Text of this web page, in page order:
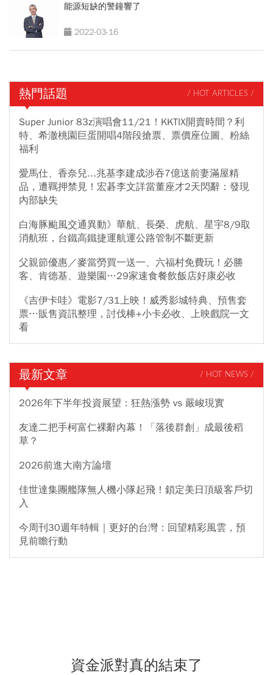
能源短缺的警鐘響了
2022-03-16
熱門話題 / HOT ARTICLES /
Super Junior 83z演唱會11/21！KKTIX開賣時間？利
特、希澈桃園巨蛋開唱4階段搶票、票價座位圖、粉絲
福利
愛馬仕、香奈兒...兆基李建成涉吞7億送前妻滿屋精
品，遭羈押禁見！宏碁李文詳當董座才2天閃辭：發現
內部缺失
白海豚颱風交通異動》華航、長榮、虎航、星宇8/9取
消航班，台鐵高鐵捷運航運公路管制不斷更新
父親節優惠／麥當勞買一送一、六福村免費玩！必勝
客、肯德基、遊樂園…29家速食餐飲飯店好康必收
《吉伊卡哇》電影7/31上映！威秀影城特典、預售套
票…販售資訊整理，討伐棒+小卡必收、上映戲院一文
看
最新文章 / HOT NEWS /
2026年下半年投資展望：狂熱漲勢 vs 嚴峻現實
友達二把手柯富仁裸辭內幕！「落後群創」成最後稻
草？
2026前進大南方論壇
佳世達集團艦隊無人機小隊起飛！鎖定美日頂級客戶切
入
今周刊30週年特輯｜更好的台灣：回望精彩風雲，預
見前瞻行動
資金派對真的結束了